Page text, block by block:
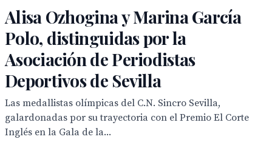
Alisa Ozhogina y Marina García
Polo, distinguidas por la
Asociación de Periodistas
Deportivos de Sevilla
Las medallistas olímpicas del C.N. Sincro Sevilla,
galardonadas por su trayectoria con el Premio El Corte
Inglés en la Gala de la...